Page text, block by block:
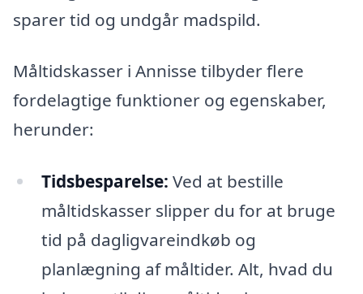
sparer tid og undgår madspild.
Måltidskasser i Annisse tilbyder flere
fordelagtige funktioner og egenskaber,
herunder:
Tidsbesparelse: Ved at bestille
måltidskasser slipper du for at bruge
tid på dagligvareindkøb og
planlægning af måltider. Alt, hvad du